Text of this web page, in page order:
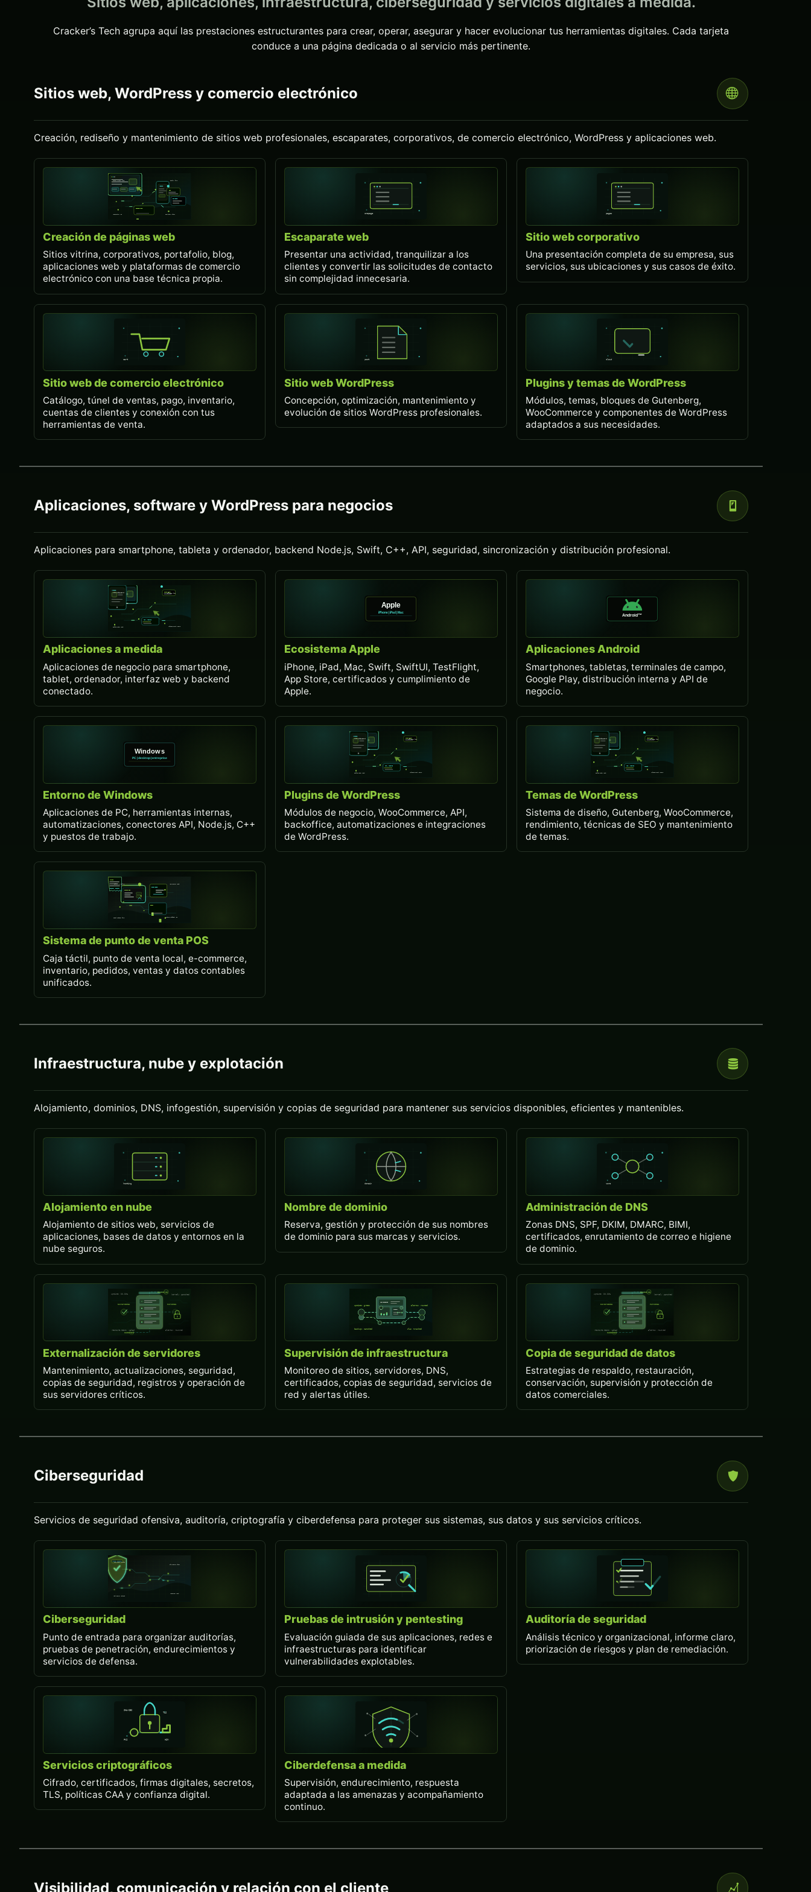
Cracker’s Tech agrupa aquí las prestaciones estructurantes para crear, operar, asegurar y hacer evolucionar tus herramientas digitales. Cada tarjeta
conduce a una página dedicada o al servicio más pertinente.
Sitios web, WordPress y comercio electrónico
Creación, rediseño y mantenimiento de sitios web profesionales, escaparates, corporativos, de comercio electrónico, WordPress y aplicaciones web.
Creación de páginas web
Sitios vitrina, corporativos, portafolio, blog,
aplicaciones web y plataformas de comercio
electrónico con una base técnica propia.
Escaparate web
Presentar una actividad, tranquilizar a los
clientes y convertir las solicitudes de contacto
sin complejidad innecesaria.
Sitio web corporativo
Una presentación completa de su empresa, sus
servicios, sus ubicaciones y sus casos de éxito.
Sitio web de comercio electrónico
Catálogo, túnel de ventas, pago, inventario,
cuentas de clientes y conexión con tus
herramientas de venta.
Sitio web WordPress
Concepción, optimización, mantenimiento y
evolución de sitios WordPress profesionales.
Plugins y temas de WordPress
Módulos, temas, bloques de Gutenberg,
WooCommerce y componentes de WordPress
adaptados a sus necesidades.
Aplicaciones, software y WordPress para negocios
Aplicaciones para smartphone, tableta y ordenador, backend Node.js, Swift, C++, API, seguridad, sincronización y distribución profesional.
Aplicaciones a medida
Aplicaciones de negocio para smartphone,
tablet, ordenador, interfaz web y backend
conectado.
Ecosistema Apple
iPhone, iPad, Mac, Swift, SwiftUI, TestFlight,
App Store, certificados y cumplimiento de
Apple.
Aplicaciones Android
Smartphones, tabletas, terminales de campo,
Google Play, distribución interna y API de
negocio.
Entorno de Windows
Aplicaciones de PC, herramientas internas,
automatizaciones, conectores API, Node.js, C++
y puestos de trabajo.
Plugins de WordPress
Módulos de negocio, WooCommerce, API,
backoffice, automatizaciones e integraciones
de WordPress.
Temas de WordPress
Sistema de diseño, Gutenberg, WooCommerce,
rendimiento, técnicas de SEO y mantenimiento
de temas.
Sistema de punto de venta POS
Caja táctil, punto de venta local, e-commerce,
inventario, pedidos, ventas y datos contables
unificados.
Infraestructura, nube y explotación
Alojamiento, dominios, DNS, infogestión, supervisión y copias de seguridad para mantener sus servicios disponibles, eficientes y mantenibles.
Alojamiento en nube
Alojamiento de sitios web, servicios de
aplicaciones, bases de datos y entornos en la
nube seguros.
Nombre de dominio
Reserva, gestión y protección de sus nombres
de dominio para sus marcas y servicios.
Administración de DNS
Zonas DNS, SPF, DKIM, DMARC, BIMI,
certificados, enrutamiento de correo e higiene
de dominio.
Externalización de servidores
Mantenimiento, actualizaciones, seguridad,
copias de seguridad, registros y operación de
sus servidores críticos.
Supervisión de infraestructura
Monitoreo de sitios, servidores, DNS,
certificados, copias de seguridad, servicios de
red y alertas útiles.
Copia de seguridad de datos
Estrategias de respaldo, restauración,
conservación, supervisión y protección de
datos comerciales.
Ciberseguridad
Servicios de seguridad ofensiva, auditoría, criptografía y ciberdefensa para proteger sus sistemas, sus datos y sus servicios críticos.
Ciberseguridad
Punto de entrada para organizar auditorías,
pruebas de penetración, endurecimientos y
servicios de defensa.
Pruebas de intrusión y pentesting
Evaluación guiada de sus aplicaciones, redes e
infraestructuras para identificar
vulnerabilidades explotables.
Auditoría de seguridad
Análisis técnico y organizacional, informe claro,
priorización de riesgos y plan de remediación.
Servicios criptográficos
Cifrado, certificados, firmas digitales, secretos,
TLS, políticas CAA y confianza digital.
Ciberdefensa a medida
Supervisión, endurecimiento, respuesta
adaptada a las amenazas y acompañamiento
continuo.
Visibilidad, comunicación y relación con el cliente